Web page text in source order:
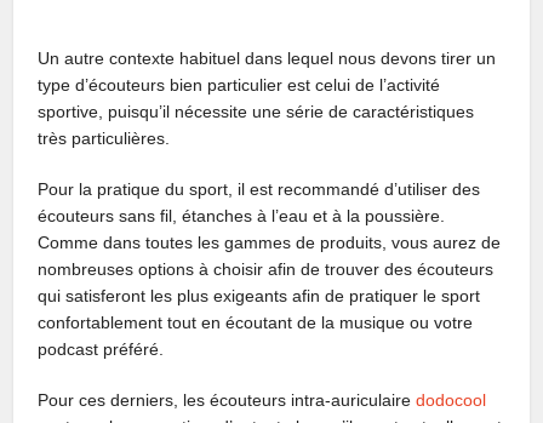
Un autre contexte habituel dans lequel nous devons tirer un
type d’écouteurs bien particulier est celui de l’activité
sportive, puisqu’il nécessite une série de caractéristiques
très particulières.
Pour la pratique du sport, il est recommandé d’utiliser des
écouteurs sans fil, étanches à l’eau et à la poussière.
Comme dans toutes les gammes de produits, vous aurez de
nombreuses options à choisir afin de trouver des écouteurs
qui satisferont les plus exigeants afin de pratiquer le sport
confortablement tout en écoutant de la musique ou votre
podcast préféré.
Pour ces derniers, les écouteurs intra-auriculairedodocool